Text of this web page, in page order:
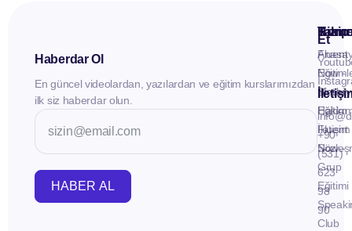
Haberdar Ol
En güncel videolardan, yazılardan ve eğitim kurslarımızdan
ilk siz haberdar olun.
HABER AL
İletişim
Fluent
Now -
Birebir
Eğitim
Fluent
Now -
Grup
Eğitimi
Club
Takip
Et
+90
(531)
623
98
90